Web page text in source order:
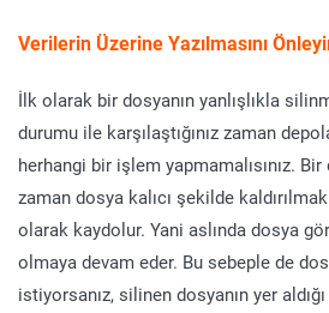
Verilerin Üzerine Yazılmasını
İlk olarak bir dosyanın yanlışlıkla
durumu ile karşılaştığınız zaman
herhangi bir işlem yapmamalısınız.
zaman dosya kalıcı şekilde
olarak kaydolur. Yani aslında dosya
olmaya devam eder. Bu sebeple de
istiyorsanız, silinen dosyanın yer